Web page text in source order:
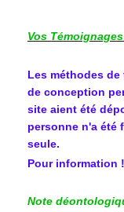
Vos
Les méthodes
de conception
site aient été
personne n'a été
seule.
Pour information !
Note